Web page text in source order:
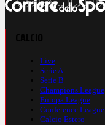
Live
Serie A
Serie B
Champions League
Europa League
Conference League
Calcio Estero